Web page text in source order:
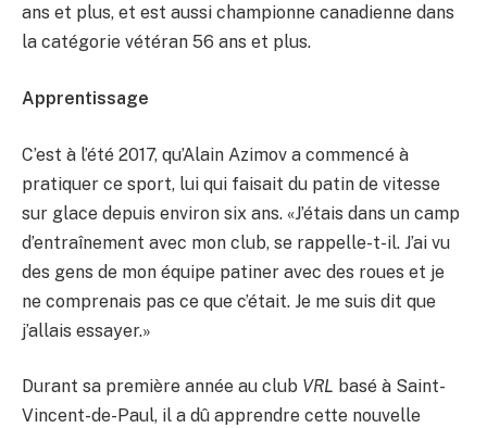
ans et plus, et est aussi championne canadienne dans
la catégorie vétéran 56 ans et plus.
Apprentissage
C’est à l’été 2017, qu’Alain Azimov a commencé à
pratiquer ce sport, lui qui faisait du patin de vitesse
sur glace depuis environ six ans. «J’étais dans un camp
d’entraînement avec mon club, se rappelle-t-il. J’ai vu
des gens de mon équipe patiner avec des roues et je
ne comprenais pas ce que c’était. Je me suis dit que
j’allais essayer.»
Durant sa première année au club VRL basé à Saint-
Vincent-de-Paul, il a dû apprendre cette nouvelle